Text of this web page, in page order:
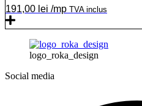
191,00 lei /mp TVA inclus
logo_roka_design
Social media